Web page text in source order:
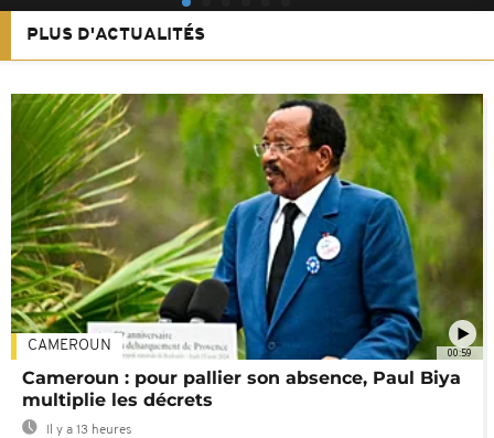
PLUS D'ACTUALITÉS
00:59
CAMEROUN
Cameroun : pour pallier son absence, Paul Biya
multiplie les décrets
Il y a 13 heures